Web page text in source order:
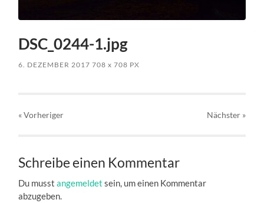
DSC_0244-1.jpg
6. DEZEMBER 2017 708x 708 PX
« Vorheriger Nächster »
Schreibe einen Kommentar
Du musstangemeldet sein, um einen Kommentar
abzugeben.